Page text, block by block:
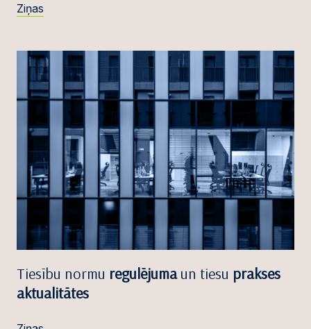
Ziņas
Tiesību normu regulējumaun tiesu prakses
aktualitātes